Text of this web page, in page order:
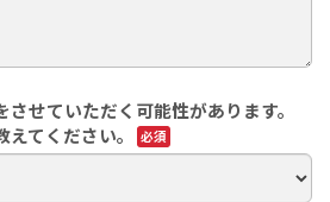
せていただく可能性があります。
てください。